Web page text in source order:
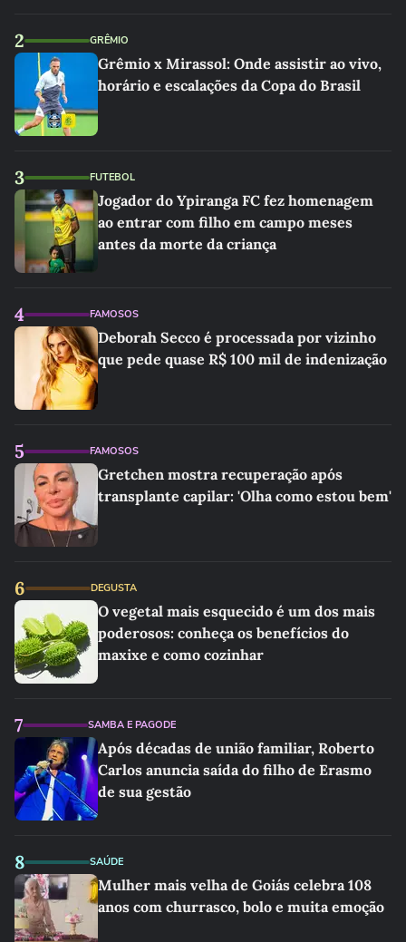
2 GRÊMIO
Grêmio x Mirassol: Onde assistir ao vivo,
horário e escalações da Copa do Brasil
3 FUTEBOL
Jogador do Ypiranga FC fez homenagem
ao entrar com filho em campo meses
antes da morte da criança
4 FAMOSOS
Deborah Secco é processada por vizinho
que pede quase R$ 100 mil de indenização
5 FAMOSOS
Gretchen mostra recuperação após
transplante capilar: 'Olha como estou bem'
6 DEGUSTA
O vegetal mais esquecido é um dos mais
poderosos: conheça os benefícios do
maxixe e como cozinhar
7 SAMBA E PAGODE
Após décadas de união familiar, Roberto
Carlos anuncia saída do filho de Erasmo
de sua gestão
8 SAÚDE
Mulher mais velha de Goiás celebra 108
anos com churrasco, bolo e muita emoção